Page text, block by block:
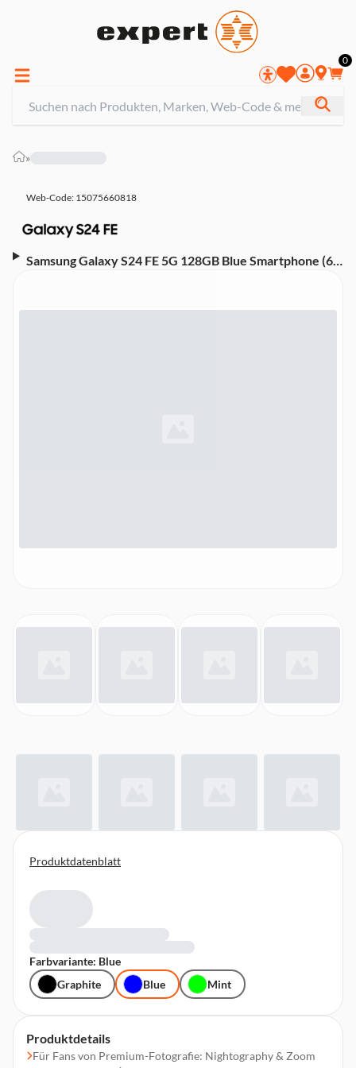
0
»
Web-Code: 15075660818
Samsung Galaxy S24 FE 5G 128GB Blue Smartphone (6,5
Produktdetails
Für Fans von Premium-Fotografie: Nightography & Zoom
Produktdatenblatt
Farbvariante: Blue
Graphite
Blue Mint